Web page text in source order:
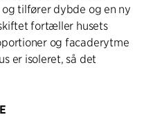
tilfører dybde og en ny
fortæller husets
og facaderytme
er isoleret, så det